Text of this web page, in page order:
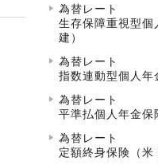
為替レート
生存保障重視型個
建）
為替レート
指数連動型個人年
為替レート
平準払個人年金保
為替レート
定額終身保険（米